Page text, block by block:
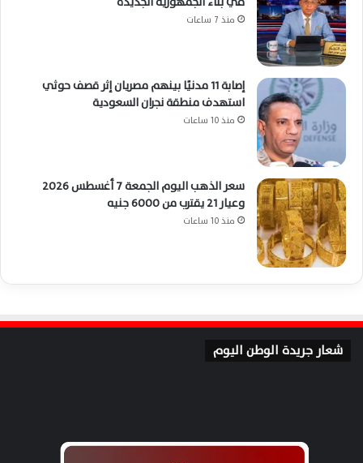
منذ 7 ساعات
إصابة 11 مدنيًا بينهم مصريان إثر قصف حوثي
استهدف منطقة نجران السعودية
منذ 10 ساعات
سعر الذهب اليوم الجمعة 7 أغسطس 2026
وعيار 21 يقترب من 6000 جنيه
منذ 10 ساعات
شعار جريدة الوطن اليوم